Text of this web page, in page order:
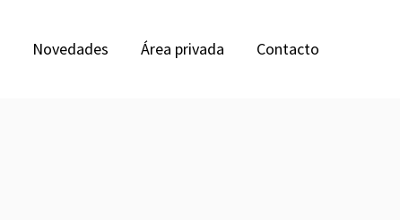
Novedades Área privada Contacto